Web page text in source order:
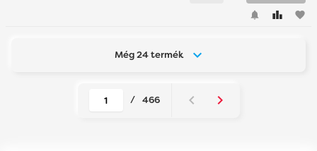
favorite
Még 24 termék
/ 466